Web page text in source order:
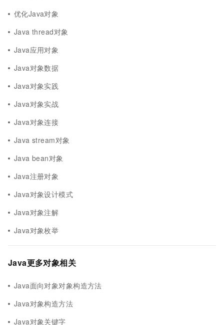
优化Java对象
Java thread对象
Java应用对象
Java对象数据
Java对象实践
Java对象实战
Java对象连接
Java stream对象
Java bean对象
Java注册对象
Java对象设计模式
Java对象注解
Java对象枚举
Java更多对象相关
Java面向对象对象构造方法
Java对象构造方法
Java对象关键字